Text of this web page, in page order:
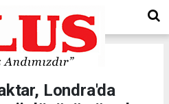
Londra'da